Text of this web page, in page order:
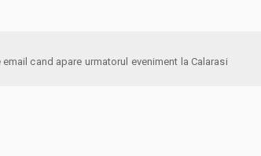
anunta-ma pe email cand apare urmatorul eveniment la Calarasi